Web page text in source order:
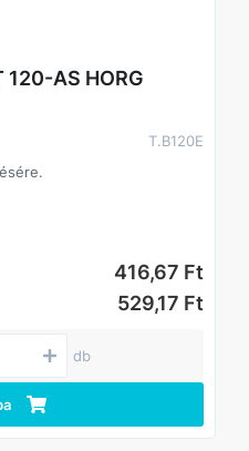
120-AS HORG
T.B120E
416,67 Ft
529,17 Ft
db